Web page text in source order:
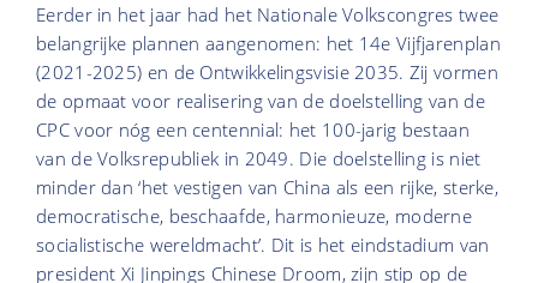
Eerder in het jaar had het Nationale Volkscongres twee
belangrijke plannen aangenomen: het 14e Vijfjarenplan
(2021-2025) en de Ontwikkelingsvisie 2035. Zij vormen
de opmaat voor realisering van de doelstelling van de
CPC voor nóg een centennial: het 100-jarig bestaan
van de Volksrepubliek in 2049. Die doelstelling is niet
minder dan ‘het vestigen van China als een rijke, sterke,
democratische, beschaafde, harmonieuze, moderne
socialistische wereldmacht’. Dit is het eindstadium van
president Xi Jinpings Chinese Droom, zijn stip op de